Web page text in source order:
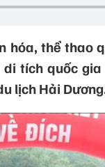
hóa, thể thao
tích quốc
lịch Hải